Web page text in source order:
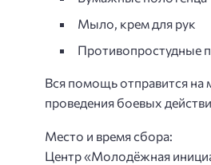
Мыло, крем для рук
Противопростудные
Вся помощь отправится на
проведения боевых
Место и время сбора:
Центр «Молодёжная